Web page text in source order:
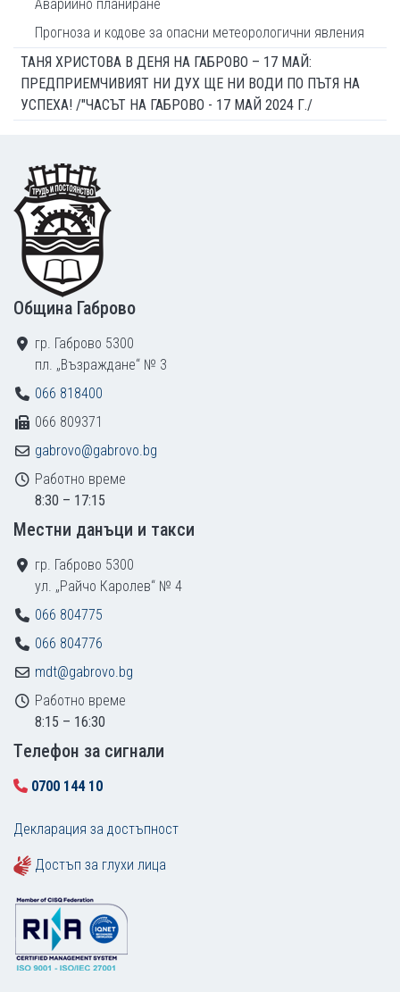
Аварийно планиране
Прогноза и кодове за опасни метеорологични явления
ТАНЯ ХРИСТОВА В ДЕНЯ НА ГАБРОВО – 17 МАЙ:
ПРЕДПРИЕМЧИВИЯТ НИ ДУХ ЩЕ НИ ВОДИ ПО ПЪТЯ НА
УСПЕХА! /"ЧАСЪТ НА ГАБРОВО - 17 МАЙ 2024 Г./
Footer
Община Габрово
гр. Габрово 5300
пл. „Възраждане“ № 3
066 818400
066 809371
gabrovo@gabrovo.bg
Работно време
8:30 – 17:15
Местни данъци и такси
гр. Габрово 5300
ул. „Райчо Каролев“ № 4
066 804775
066 804776
mdt@gabrovo.bg
Работно време
8:15 – 16:30
Tелефон за сигнали
0700 144 10
Декларация за достъпност
Достъп за глухи лица